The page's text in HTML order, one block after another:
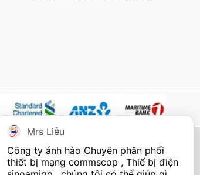
Mrs Liễu
Công ty ánh hào Chuyên phân phối
thiết bị mạng commscop , Thiế bị điện